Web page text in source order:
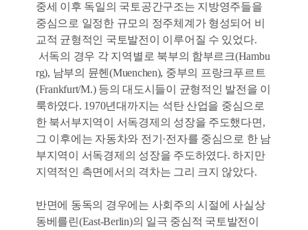
중세 이후 독일의 국토공간구조는 지방영주들을
중심으로 일정한 규모의 정주체계가 형성되어 비
교적 균형적인 국토발전이 이루어질 수 있었다.
서독의 경우 각 지역별로 북부의 함부르크(Hambu
rg), 남부의 뮨헨(Muenchen), 중부의 프랑크푸르트
(Frankfurt/M.) 등의 대도시들이 균형적인 발전을 이
룩하였다. 1970년대까지는 석탄 산업을 중심으로
한 북서부지역이 서독경제의 성장을 주도했다면,
그 이후에는 자동차와 전기·전자를 중심으로 한 남
부지역이 서독경제의 성장을 주도하였다. 하지만
지역적인 측면에서의 격차는 그리 크지 않았다.
반면에 동독의 경우에는 사회주의 시절에 사실상
동베를린(East-Berlin)의 일극 중심적 국토발전이